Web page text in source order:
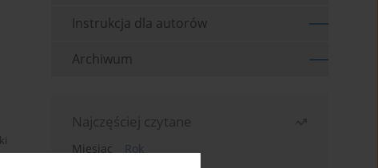
Instrukcja dla autorów
Archiwum
Najczęściej czytane
Miesiąc
Rok